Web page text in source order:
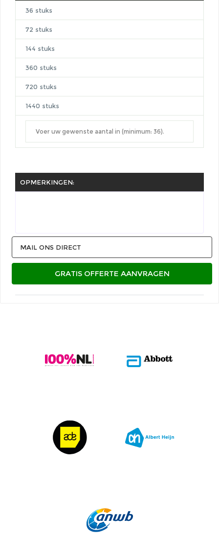
36 stuks
72 stuks
144 stuks
360 stuks
720 stuks
1440 stuks
OPMERKINGEN:
MAIL ONS DIRECT
GRATIS OFFERTE AANVRAGEN